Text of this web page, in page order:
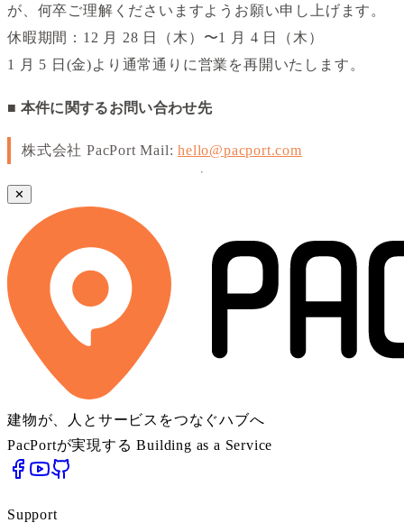
が、何卒ご理解くださいますようお願い申し上げます。
休暇期間：12 月 28 日（木）〜1 月 4 日（木）
1 月 5 日(金)より通常通りに営業を再開いたします。
■ 本件に関するお問い合わせ先
株式会社 PacPort Mail:hello@pacport.com
✕
建物が、人とサービスをつなぐハブへ
PacPortが実現する Building as a Service
Support